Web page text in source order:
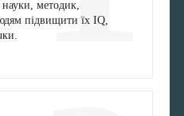
методик,
підвищити їх IQ,